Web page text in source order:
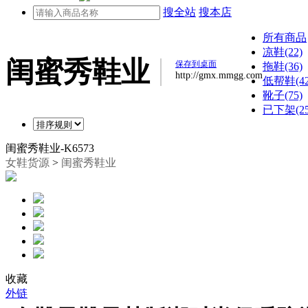
搜全站 搜本店
闺蜜秀鞋业 保存到桌面
http://gmx.mmgg.com
所有商品
凉鞋(22)
拖鞋(36)
低帮鞋
靴子(75)
已下架
闺蜜秀鞋业-K6573
女鞋货源 > 闺蜜秀鞋业
收藏
外链